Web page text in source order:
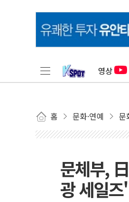
영상
홈 문화·연예 문
문체부,
광 세일즈'